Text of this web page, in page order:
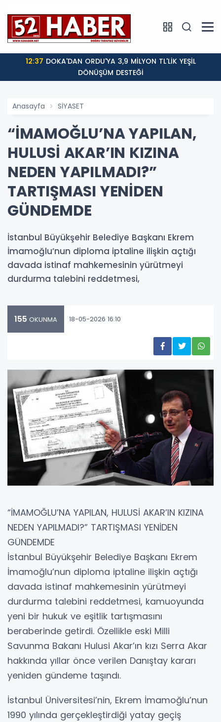
12:37
DÖNÜŞÜM DESTEĞİ
Anasayfa SİYASET
“İMAMOĞLU’NA YAPILAN,
HULUSİ AKAR’IN KIZINA
NEDEN YAPILMADI?”
TARTIŞMASI YENİDEN
GÜNDEMDE
İstanbul Büyükşehir Belediye Başkanı Ekrem
İmamoğlu’nun diploma iptaline ilişkin açtığı
davada istinaf mahkemesinin yürütmeyi
durdurma talebini reddetmesi,
155 OKUNMA 18-05-2026 16:10
“İMAMOĞLU’NA YAPILAN, HULUSİ AKAR’IN KIZINA
NEDEN YAPILMADI?” TARTIŞMASI YENİDEN
GÜNDEMDE
İstanbul Büyükşehir Belediye Başkanı Ekrem
İmamoğlu’nun diploma iptaline ilişkin açtığı
davada istinaf mahkemesinin yürütmeyi
durdurma talebini reddetmesi, kamuoyunda
yeni bir hukuk ve eşitlik tartışmasını
beraberinde getirdi. Özellikle eski Milli
Savunma Bakanı Hulusi Akar’ın kızı Serra Akar
hakkında yıllar önce verilen Danıştay kararı
yeniden gündeme taşındı.
İstanbul Üniversitesi’nin, Ekrem İmamoğlu’nun
1990 yılında gerçekleştirdiği yatay geçiş